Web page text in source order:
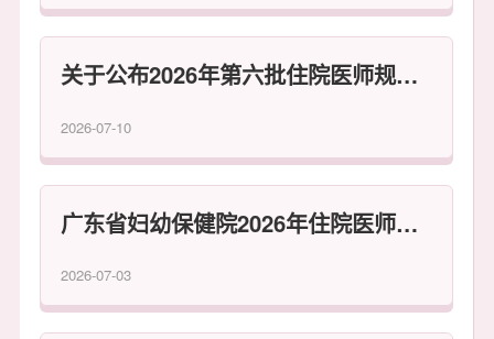
关于公布2026年第六批住院医师规范化培训招收考试考生名单的通知
2026-07-10
广东省妇幼保健院2026年住院医师规范化培训招收考试第四批拟录取名单公示
2026-07-03